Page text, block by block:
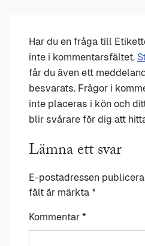
Har du en fråga till
inte i kommentarsfältet.
får du även ett
besvarats. Frågor i
inte placeras i kön och
blir svårare för dig att
Lämna ett svar
E-postadressen
fält är märkta *
Kommentar *